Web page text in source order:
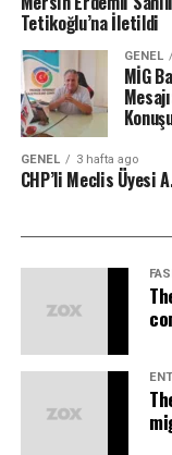
Açıklamada,
arasındaki güçlü
sağlayacağı
Güvencesidir”
Şehitoğlu, basın
bir ayrıcalık
güvencelerinden
Farklı görüşlerin
olarak
olması gerektiğini
özgürlüğünün
atılması
“Temennimiz
Gazeteciler”
Şehitoğlu,
sürdüreceğini de
Özel ve yol
siyasi oluşumda yer
Tetikoğlu’na İletildi
GENEL
MİG
GENEL 3 hafta ago
CHP’li Meclis Üyesi